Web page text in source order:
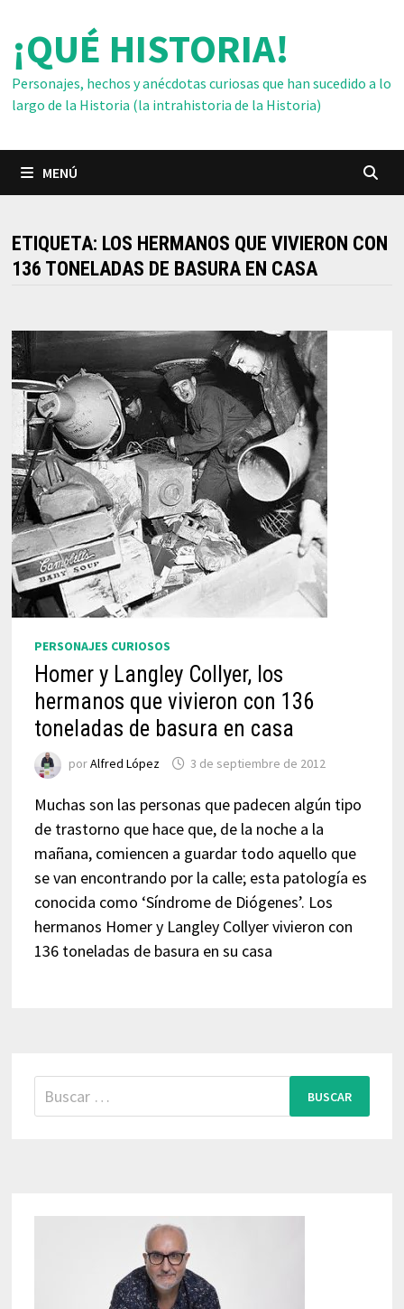
contenido
¡QUÉ HISTORIA!
Personajes, hechos y anécdotas curiosas que han sucedido a lo
largo de la Historia (la intrahistoria de la Historia)
MENÚ
ETIQUETA: LOS HERMANOS QUE VIVIERON CON
136 TONELADAS DE BASURA EN CASA
PERSONAJES CURIOSOS
Homer y Langley Collyer, los
hermanos que vivieron con 136
toneladas de basura en casa
porAlfred López 3 de septiembre de 2012
Muchas son las personas que padecen algún tipo
de trastorno que hace que, de la noche a la
mañana, comiencen a guardar todo aquello que
se van encontrando por la calle; esta patología es
conocida como ‘Síndrome de Diógenes’. Los
hermanos Homer y Langley Collyer vivieron con
136 toneladas de basura en su casa
Buscar: